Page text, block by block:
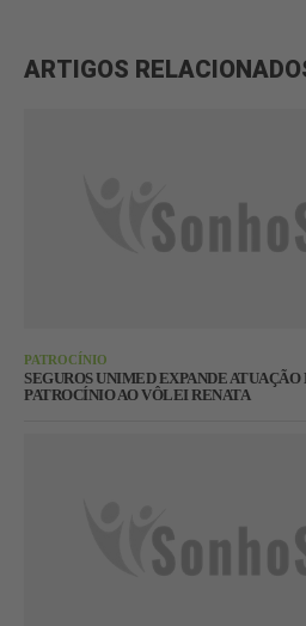
ARTIGOS
PATROCÍNIO
SEGUROS UNIMED EXPANDE
PATROCÍNIO AO VÔLEI RENATA